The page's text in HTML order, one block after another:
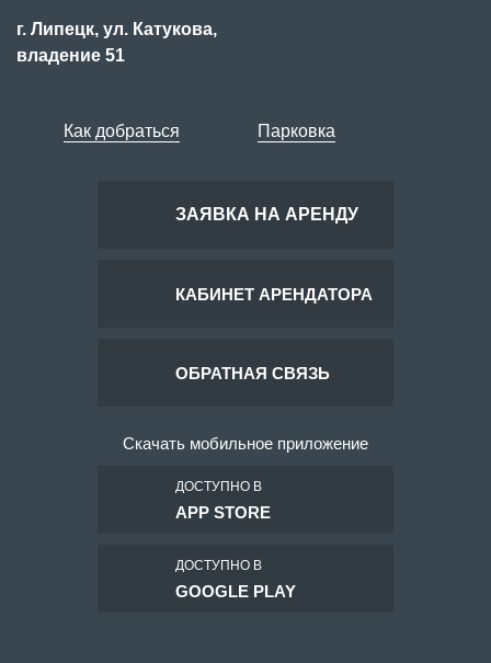
г. Липецк, ул. Катукова,
владение 51
Как добраться Парковка
ЗАЯВКА НА АРЕНДУ
КАБИНЕТ АРЕНДАТОРА
ОБРАТНАЯ СВЯЗЬ
Скачать мобильное приложение
ДОСТУПНО В
APP STORE
ДОСТУПНО В
GOOGLE PLAY